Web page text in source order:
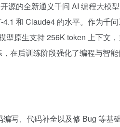
源的全新通义千问 AI 编程大模
和 Claude4 的水平。作为千
原生支持 256K token 上下文
在后训练阶段强化了编程与智
写、代码补全以及修 Bug 等基